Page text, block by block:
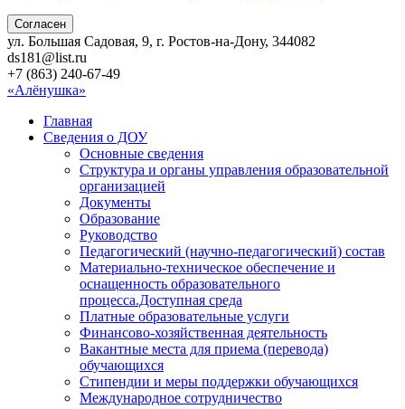
Согласен
ул. Большая Садовая, 9, г. Ростов-на-Дону, 344082
ds181@list.ru
+7 (863) 240-67-49
«Алёнушка»
Главная
Сведения о ДОУ
Основные сведения
Структура и органы управления образовательной
организацией
Документы
Образование
Руководство
Педагогический (научно-педагогический) состав
Материально-техническое обеспечение и
оснащенность образовательного
процесса.Доступная среда
Платные образовательные услуги
Финансово-хозяйственная деятельность
Вакантные места для приема (перевода)
обучающихся
Стипендии и меры поддержки обучающихся
Международное сотрудничество